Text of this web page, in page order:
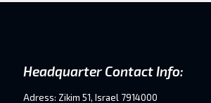
Headquarter Contact Info:
Adress: Zikim 51, Israel 7914000